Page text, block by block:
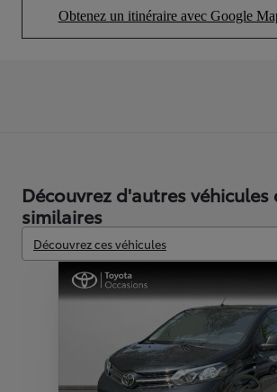
Obtenez un itinéraire avec Google
(Opens in new
Découvrez d'autres
similaires
Découvrez ces véhicules